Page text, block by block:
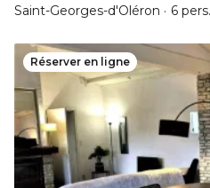
Saint-Georges-d'Oléron 6
Réserver en ligne